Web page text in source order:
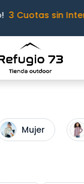
3 Cuotas sin
Mujer